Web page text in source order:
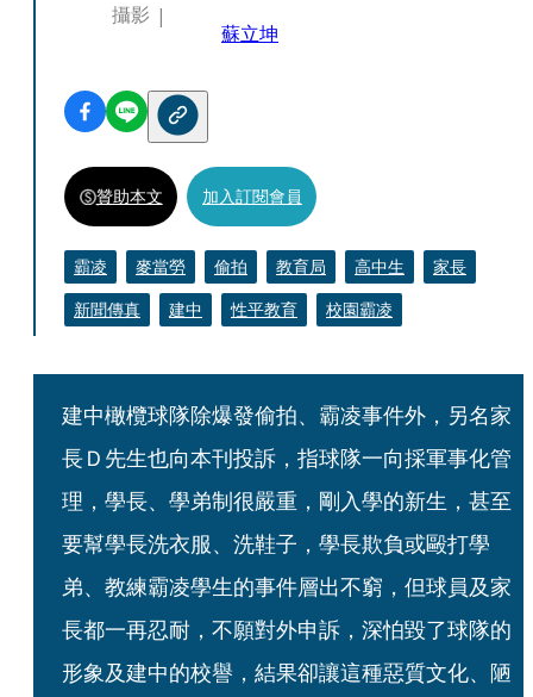
攝影
蘇立坤
贊助本文 加入訂閱會員
霸凌 麥當勞 偷拍 教育局 高中生
家長
新聞傳真
建中 性平教育 校園霸凌
建中橄欖球隊除爆發偷拍、霸凌事件外，另名家
長Ｄ先生也向本刊投訴，指球隊一向採軍事化管
理，學長、學弟制很嚴重，剛入學的新生，甚至
要幫學長洗衣服、洗鞋子，學長欺負或毆打學
弟、教練霸凌學生的事件層出不窮，但球員及家
長都一再忍耐，不願對外申訴，深怕毀了球隊的
形象及建中的校譽，結果卻讓這種惡質文化、陋